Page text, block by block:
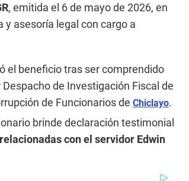
, emitida el 6 de mayo de 2026, en
y asesoría legal con cargo a
el beneficio tras ser comprendido
de Investigación Fiscal de
de Funcionarios de Chiclayo.
brinde declaración testimonial
con el servidor Edwin